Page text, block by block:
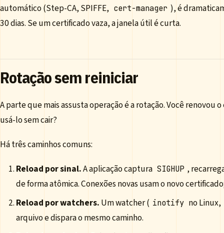
automático (Step-CA, SPIFFE, cert-manager ), é
30 dias. Se um certificado vaza, a janela útil é curta.
Rotação sem reiniciar
A parte que mais assusta operação é a rotação. Você renovou
usá-lo sem cair?
Há três caminhos comuns:
Reload por sinal.A aplicação captura SIGHUP ,
de forma atômica. Conexões novas usam o novo
Reload por watchers. Um watcher ( inotify no Linux,
arquivo e dispara o mesmo caminho.